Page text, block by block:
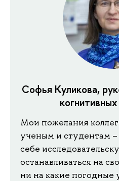
Софья Куликова,
Мои пожелания
ученым и студентам
себе
останавливаться на
ни на какие погодные